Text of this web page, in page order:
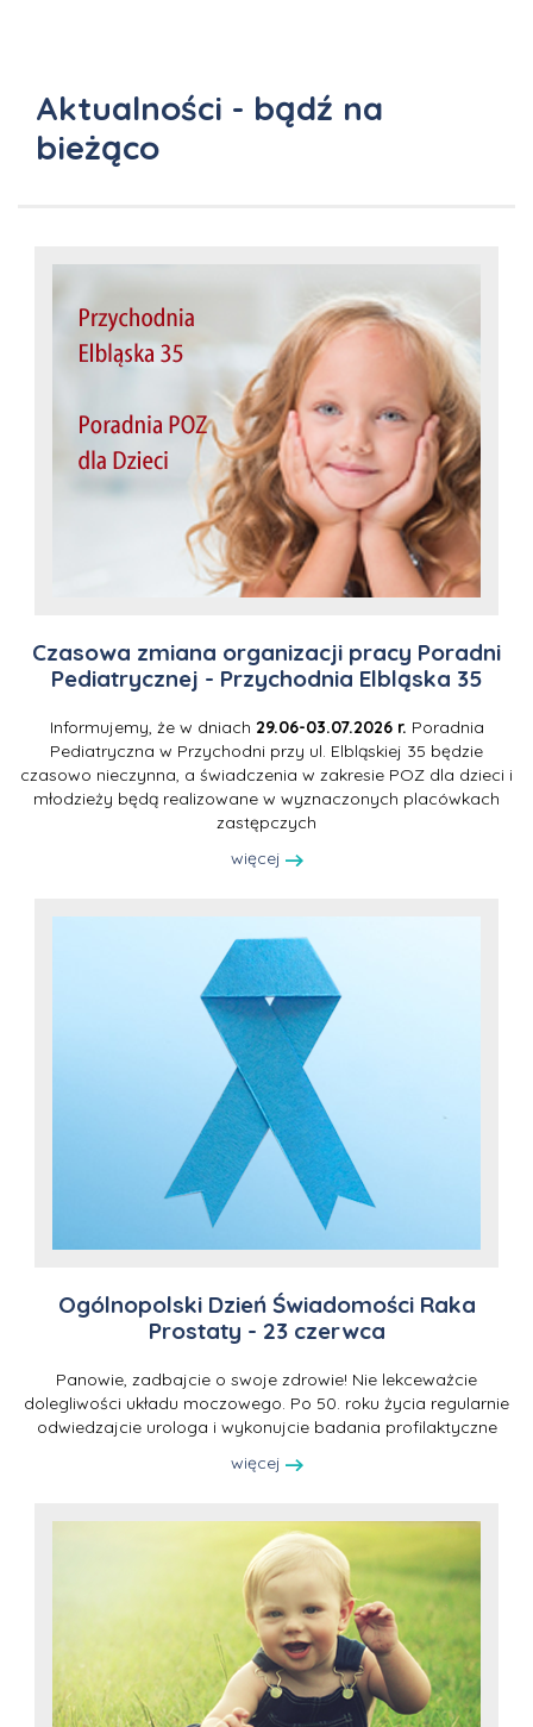
Aktualności - bądź na
bieżąco
Czasowa zmiana organizacji pracy Poradni
Pediatrycznej - Przychodnia Elbląska 35
Informujemy, że w dniach 29.06-03.07.2026 r. Poradnia
Pediatryczna w Przychodni przy ul. Elbląskiej 35 będzie
czasowo nieczynna, a świadczenia w zakresie POZ dla dzieci i
młodzieży będą realizowane w wyznaczonych placówkach
zastępczych
więcej
Ogólnopolski Dzień Świadomości Raka
Prostaty - 23 czerwca
Panowie, zadbajcie o swoje zdrowie! Nie lekceważcie
dolegliwości układu moczowego. Po 50. roku życia regularnie
odwiedzajcie urologa i wykonujcie badania profilaktyczne
więcej